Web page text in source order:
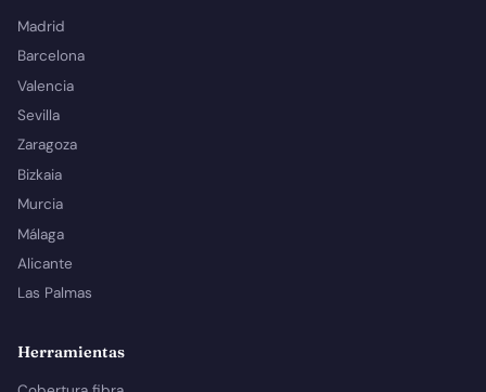
Madrid
Barcelona
Valencia
Sevilla
Zaragoza
Bizkaia
Murcia
Málaga
Alicante
Las Palmas
Herramientas